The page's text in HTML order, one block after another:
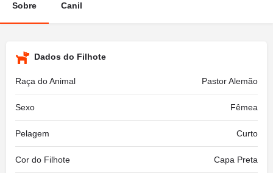
Sobre Canil
Dados do Filhote
Raça do Animal Pastor Alemão
Sexo Fêmea
Pelagem Curto
Cor do Filhote Capa Preta